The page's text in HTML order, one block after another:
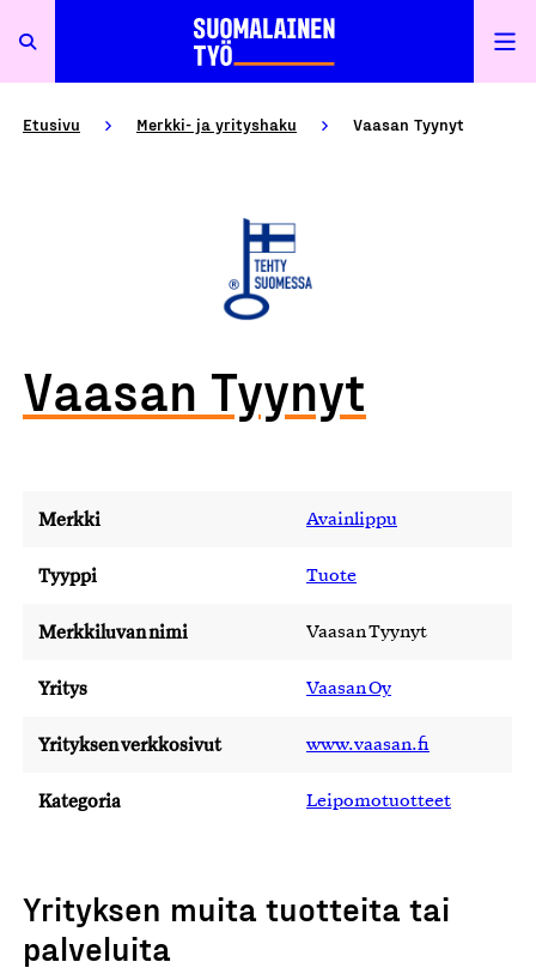
Etusivu Merkki- ja yrityshaku Vaasan Tyynyt
Vaasan Tyynyt
Merkki Avainlippu
Tyyppi Tuote
Merkkiluvan nimi Vaasan Tyynyt
Yritys Vaasan Oy
Yrityksen verkkosivut www.vaasan.fi
Kategoria Leipomotuotteet
Yrityksen muita tuotteita tai
palveluita